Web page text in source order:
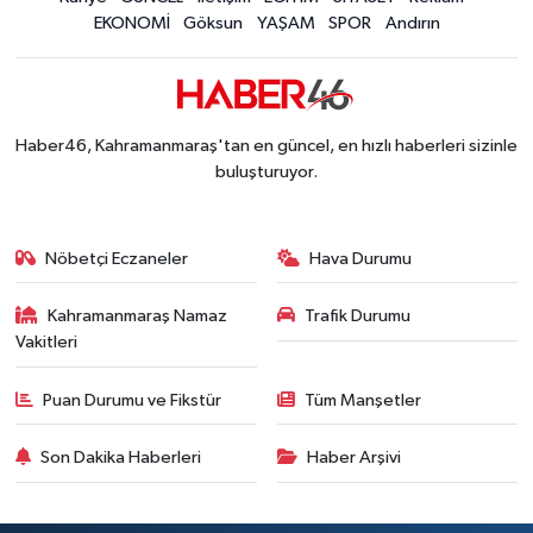
EKONOMİ
Göksun YAŞAM SPOR Andırın
Haber46, Kahramanmaraş'tan en güncel, en hızlı haberleri sizinle
buluşturuyor.
Nöbetçi Eczaneler Hava Durumu
Kahramanmaraş Namaz
Vakitleri
Trafik Durumu
Puan Durumu ve Fikstür Tüm Manşetler
Son Dakika Haberleri Haber Arşivi
BİLİM TEKNOLOJİ
SEÇİM 2015
BİLİM VE TEKNOLOJİ
YARIŞMALAR